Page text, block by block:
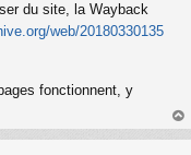
du site, la Wayback
web/20180330135
fonctionnent, y
au